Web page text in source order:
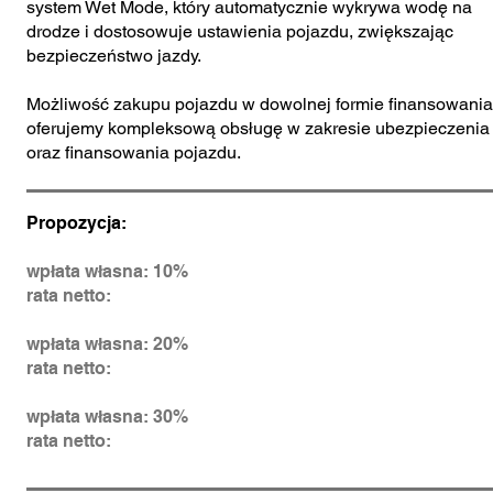
system Wet Mode, który automatycznie wykrywa wodę na
drodze i dostosowuje ustawienia pojazdu, zwiększając
bezpieczeństwo jazdy.
Możliwość zakupu pojazdu w dowolnej formie
oferujemy kompleksową obsługę w zakresie ubezpieczenia
oraz finansowania pojazdu.
Propozycja:
wpłata własna: 10%
rata netto:
wpłata własna: 20%
rata netto:
wpłata własna: 30%
rata netto: